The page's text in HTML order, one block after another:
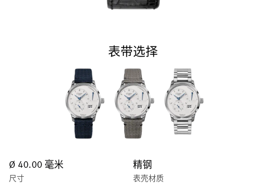
表带选择
Ø 40.00 毫米
尺寸
精钢
表壳材质